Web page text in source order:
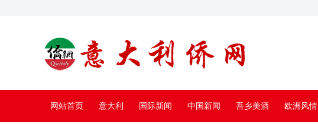
网站首页 意大利 国际新闻 中国新闻 吾乡美酒 欧洲风情